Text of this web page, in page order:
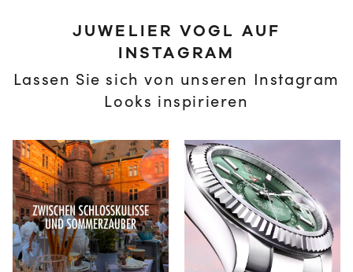
JUWELIER VOGL AUF
INSTAGRAM
Lassen Sie sich von unseren Instagram
Looks inspirieren